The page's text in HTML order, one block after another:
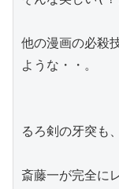
他の漫画の必殺
ような・・。
るろ剣の牙突も
斎藤一が完全に